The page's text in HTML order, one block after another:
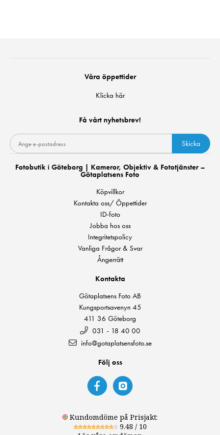
Våra öppettider
Klicka här
Få vårt nyhetsbrev!
Skicka
Fotobutik i Göteborg | Kameror, Objektiv & Fototjänster –
Götaplatsens Foto
Köpvillkor
Kontakta oss/ Öppettider
ID-foto
Jobba hos oss
Integritetspolicy
Vanliga Frågor & Svar
Ångerrätt
Kontakta
Götaplatsens Foto AB
Kungsportsavenyn 45
411 36 Göteborg
031 - 18 40 00
info@gotaplatsensfoto.se
Följ oss